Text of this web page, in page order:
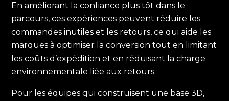
En améliorant la confiance plus tôt dans le
parcours, ces expériences peuvent réduire les
commandes inutiles et les retours, ce qui aide les
marques à optimiser la conversion tout en limitant
les coûts d’expédition et en réduisant la charge
environnementale liée aux retours.
Pour les équipes qui construisent une base 3D,